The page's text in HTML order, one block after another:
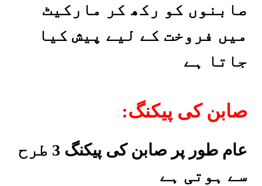
صابنوں کو رکھ کر مارکیٹ
میں فروخت کے لیے پیش کیا
جاتا ہے
:صابن کی پیکنگ
عام طور پر صابن کی پیکنگ 3 طرح
سے ہوتی ہے